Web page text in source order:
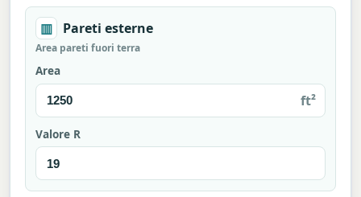
▥ Pareti esterne
Area pareti fuori terra
Area
ft²
Valore R